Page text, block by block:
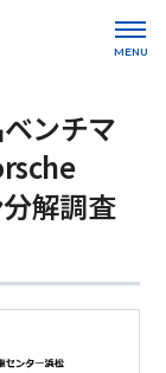
MENU
ンチマ
解調査